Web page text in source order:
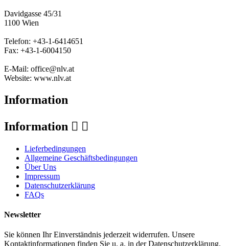
Davidgasse 45/31
1100 Wien
Telefon: +43-1-6414651
Fax: +43-1-6004150
E-Mail: office@nlv.at
Website: www.nlv.at
Information
Information  
Lieferbedingungen
Allgemeine Geschäftsbedingungen
Über Uns
Impressum
Datenschutzerklärung
FAQs
Newsletter
Sie können Ihr Einverständnis jederzeit widerrufen. Unsere
Kontaktinformationen finden Sie u. a. in der Datenschutzerklärung.